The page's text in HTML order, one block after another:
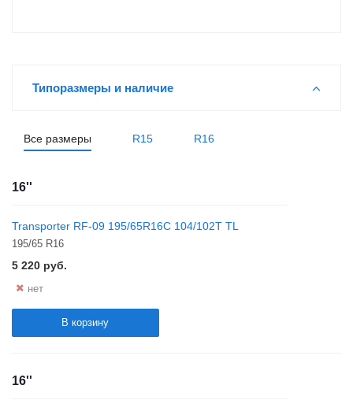
Типоразмеры и наличие
Все размеры R15 R16
16''
Transporter RF-09 195/65R16C 104/102T TL
195/65 R16
5 220 руб.
нет
В корзину
16''